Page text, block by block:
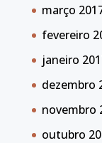
março
fevereiro
janeiro
dezembro
novembro
outubro